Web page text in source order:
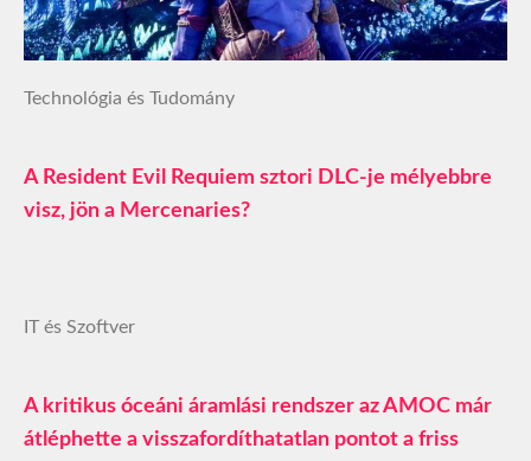
Technológia és Tudomány
A Resident Evil Requiem sztori DLC-je mélyebbre
visz, jön a Mercenaries?
IT és Szoftver
A kritikus óceáni áramlási rendszer az AMOC már
átléphette a visszafordíthatatlan pontot a friss